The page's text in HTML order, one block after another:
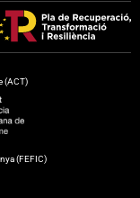
(ACT)
(FEFIC)